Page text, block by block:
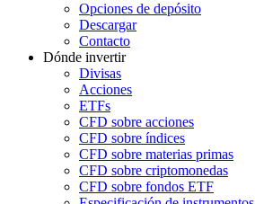
Opciones de depósito
Descargar
Contacto
Dónde invertir
Divisas
Acciones
ETFs
CFD sobre acciones
CFD sobre índices
CFD sobre materias primas
CFD sobre criptomonedas
CFD sobre fondos ETF